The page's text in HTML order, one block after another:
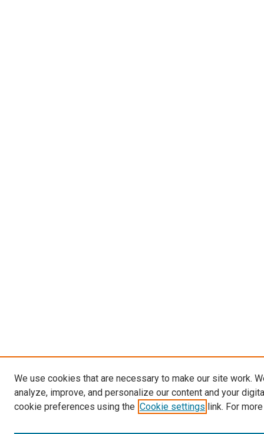
We use cookies that are necessary to make our site work.
analyze, improve, and personalize our content and your
cookie preferences using the Cookie settings link. For